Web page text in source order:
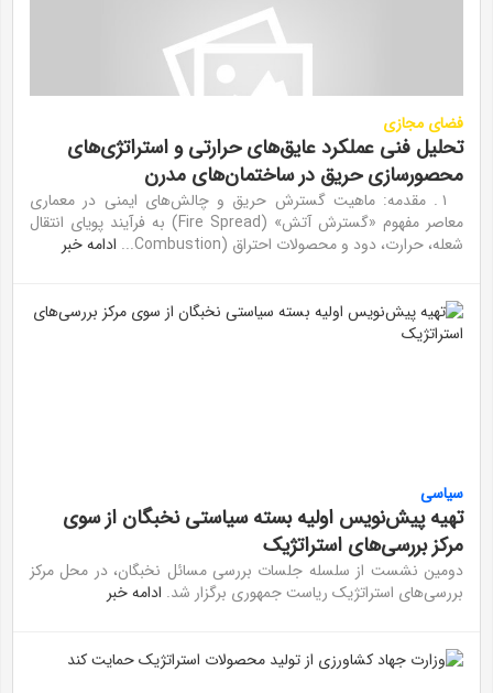
فضای مجازی
تحلیل فنی عملکرد عایق‌های حرارتی و استراتژی‌های
محصورسازی حریق در ساختمان‌های مدرن
۱ . مقدمه: ماهیت گسترش حریق و چالش‌های ایمنی در معماری
معاصر مفهوم «گسترش آتش» (Fire Spread) به فرآیند پویای انتقال
شعله، حرارت، دود و محصولات احتراق (Combustion...
ادامه خبر
سیاسی
تهیه پیش‌نویس اولیه بسته سیاستی نخبگان از سوی
مرکز بررسی‌های استراتژیک
دومین نشست از سلسله جلسات بررسی مسائل نخبگان، در محل مرکز
بررسی‌های استراتژیک ریاست جمهوری برگزار شد. ادامه خبر